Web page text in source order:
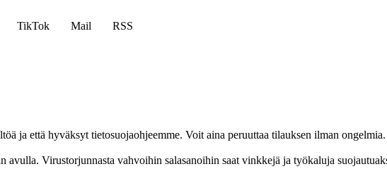
TikTok Mail
RSS
ja että hyväksyt tietosuojaohjeemme. Voit aina peruuttaa tilauksen ilman ongelmia.
Virustorjunnasta vahvoihin salasanoihin saat vinkkejä ja työkaluja